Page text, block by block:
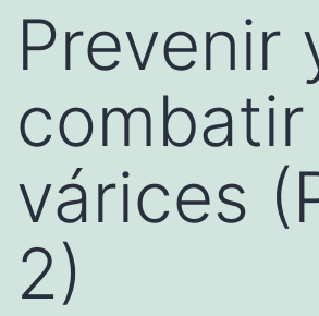
Prevenir
combatir
várices
2)